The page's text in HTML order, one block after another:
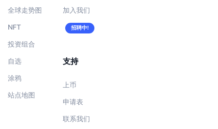
全球走势图
NFT
投资组合
自选
涂鸦
站点地图
加入我们
招聘中!
支持
上币
申请表
联系我们